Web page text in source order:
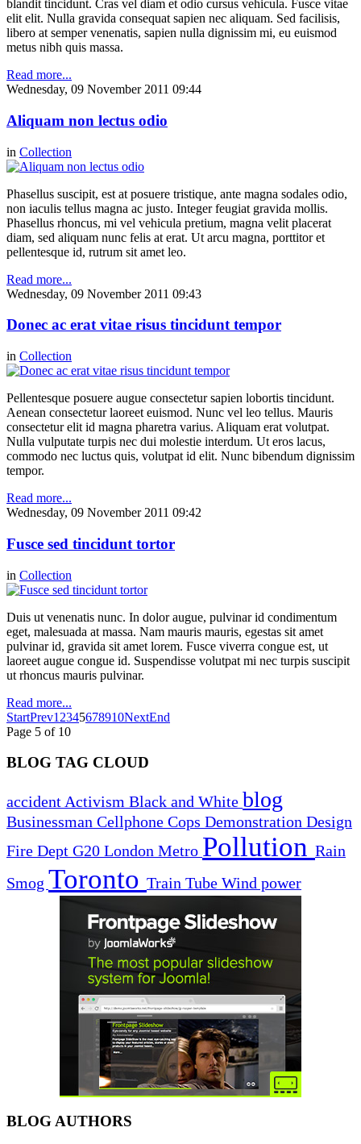
blandit tincidunt. Cras vel diam et odio cursus vehicula. Fusce vitae
elit elit. Nulla gravida consequat sapien nec aliquam. Sed facilisis,
libero at semper venenatis, sapien nulla dignissim mi, eu euismod
metus nibh quis massa.
Read more...
Wednesday, 09 November 2011 09:44
Aliquam non lectus odio
in Collection
Phasellus suscipit, est at posuere tristique, ante magna sodales odio,
non iaculis tellus magna ac justo. Integer feugiat gravida mollis.
Phasellus rhoncus, mi vel vehicula pretium, magna velit placerat
diam, sed aliquam nunc felis at erat. Ut arcu magna, porttitor et
pellentesque id, rutrum sit amet leo.
Read more...
Wednesday, 09 November 2011 09:43
Donec ac erat vitae risus tincidunt tempor
in Collection
Pellentesque posuere augue consectetur sapien lobortis tincidunt.
Aenean consectetur laoreet euismod. Nunc vel leo tellus. Mauris
consectetur elit id magna pharetra varius. Aliquam erat volutpat.
Nulla vulputate turpis nec dui molestie interdum. Ut eros lacus,
commodo nec luctus quis, volutpat id elit. Nunc bibendum dignissim
tempor.
Read more...
Wednesday, 09 November 2011 09:42
Fusce sed tincidunt tortor
in Collection
Duis ut venenatis nunc. In dolor augue, pulvinar id condimentum
eget, malesuada at massa. Nam mauris mauris, egestas sit amet
pulvinar id, gravida sit amet lorem. Fusce viverra congue est, ut
laoreet augue congue id. Suspendisse volutpat mi nec turpis suscipit
ut rhoncus mauris pulvinar.
Read more...
StartPrev1 2345678910NextEnd
Page 5 of 10
BLOG TAG CLOUD
accident Activism Black and White blog
Businessman Cellphone Cops Demonstration Design
Fire Dept G20 London Metro Pollution Rain
Smog Toronto Train Tube Wind power
BLOG AUTHORS